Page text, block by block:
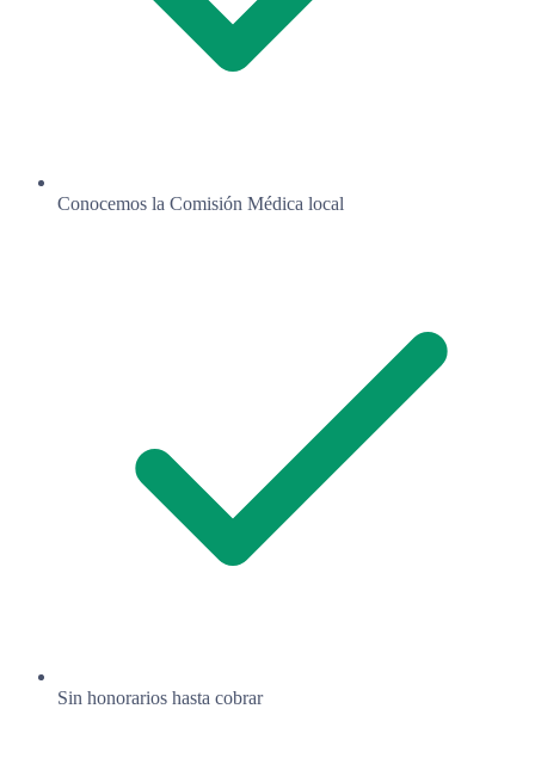
Conocemos la Comisión Médica local
Sin honorarios hasta cobrar